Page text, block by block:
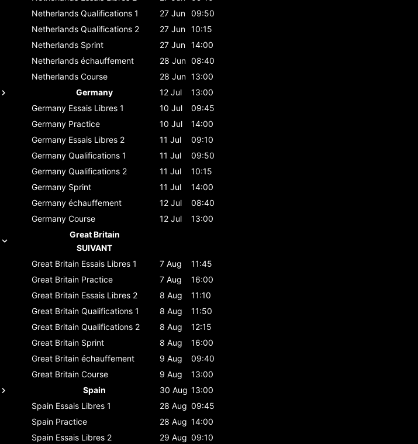
Netherlands Qualifications 1 27 Jun 09:50
Netherlands Qualifications 2 27 Jun 10:15
Netherlands Sprint 27 Jun 14:00
Netherlands échauffement 28 Jun 08:40
Netherlands Course 28 Jun 13:00
Germany
12 Jul
13:00
Germany Essais Libres 1 10 Jul
09:45
Germany Practice 10 Jul
14:00
Germany Essais Libres 2 11 Jul
09:10
Germany Qualifications 1 11 Jul
09:50
Germany Qualifications 2 11 Jul
10:15
Germany Sprint 11 Jul
14:00
Germany échauffement 12 Jul
08:40
Germany Course 12 Jul
13:00
Great Britain
SUIVANT
Great Britain Essais Libres 1 7 Aug
11:45
Great Britain Practice 7 Aug
16:00
Great Britain Essais Libres 2 8 Aug
11:10
Great Britain Qualifications 1 8 Aug
11:50
Great Britain Qualifications 2 8 Aug
12:15
Great Britain Sprint 8 Aug
16:00
Great Britain échauffement 9 Aug
09:40
Great Britain Course 9 Aug
13:00
Spain
30 Aug 13:00
Spain Essais Libres 1 28 Aug 09:45
Spain Practice 28 Aug 14:00
Spain Essais Libres 2 29 Aug 09:10